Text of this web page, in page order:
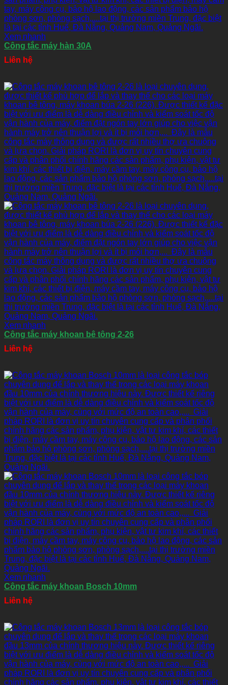
Xem nhanh
Công tắc máy hàn 30A
Liên hệ
Xem nhanh
Công tắc máy khoan bê tông 2-26
Liên hệ
Xem nhanh
Công tắc máy khoan Bosch 10mm
Liên hệ